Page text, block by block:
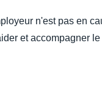
n'est pas en
et accompagner